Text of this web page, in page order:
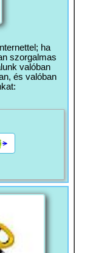
ha
szorgalmas
valóban
és valóban